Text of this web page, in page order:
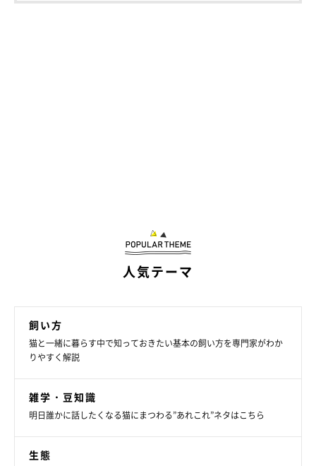
人気テーマ
飼い方
猫と一緒に暮らす中で知っておきたい基本の飼い方を専門家がわか
りやすく解説
雑学・豆知識
明日誰かに話したくなる猫にまつわる”あれこれ”ネタはこちら
生態